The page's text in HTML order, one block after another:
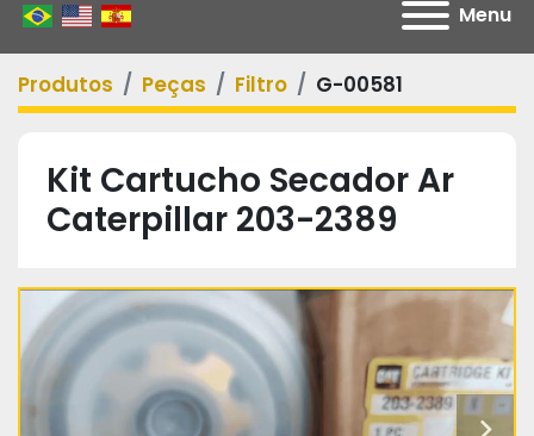
Menu
Produtos Peças Filtro G-00581
Kit Cartucho Secador Ar
Caterpillar 203-2389